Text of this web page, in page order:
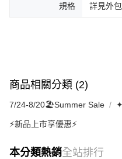
規格 詳見外
商品相關分類 (2)
7/24-8/20🏖️Summer Sale
⚡新品上市享優惠⚡
本分類熱銷全站排行